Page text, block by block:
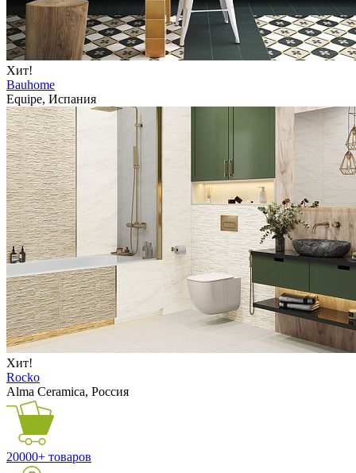
Хит!
Bauhome
Equipe, Испания
Хит!
Rocko
Alma Ceramica, Россия
20000+ товаров